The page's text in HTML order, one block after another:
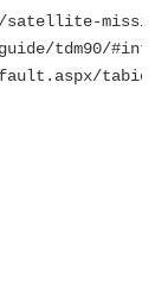
tdm90/
tabid-